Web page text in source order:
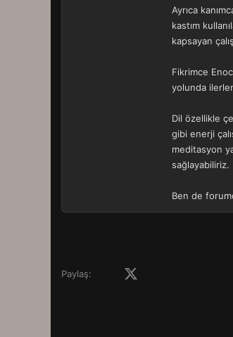
Ayrıca
kastım
kapsayan
Fikrimce
yolunda
Dil özellikle
gibi enerji
meditasyon
sağlayabiliriz.
Ben de
Paylaş: Facebook